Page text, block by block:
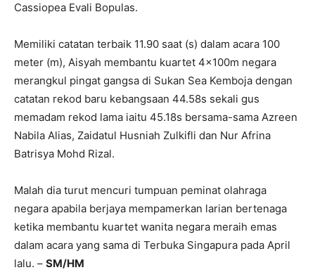
Cassiopea Evali Bopulas.
Memiliki catatan terbaik 11.90 saat (s) dalam acara 100
meter (m), Aisyah membantu kuartet 4x100m negara
merangkul pingat gangsa di Sukan Sea Kemboja dengan
catatan rekod baru kebangsaan 44.58s sekali gus
memadam rekod lama iaitu 45.18s bersama-sama Azreen
Nabila Alias, Zaidatul Husniah Zulkifli dan Nur Afrina
Batrisya Mohd Rizal.
Malah dia turut mencuri tumpuan peminat olahraga
negara apabila berjaya mempamerkan larian bertenaga
ketika membantu kuartet wanita negara meraih emas
dalam acara yang sama di Terbuka Singapura pada April
lalu. – SM/HM